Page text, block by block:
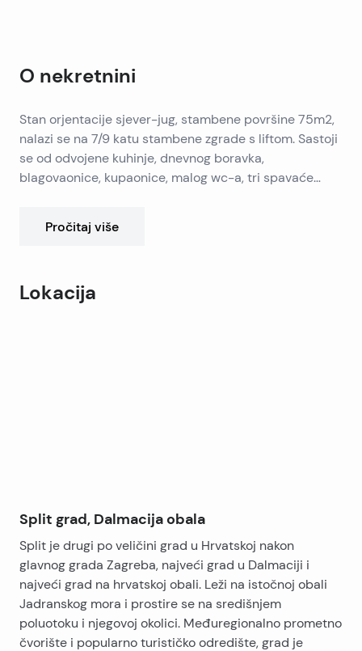
O nekretnini
Stan orjentacije sjever-jug, stambene površine 75m2,
nalazi se na 7/9 katu stambene zgrade s liftom. Sastoji
se od odvojene kuhinje, dnevnog boravka,
blagovaonice, kupaonice, malog wc-a, tri spavaće
istom katu. Promijenjeni su svi prozori u stanu, te sad
uredan ulaz, dva lifta. U blizini novog centra Mall of
Pročitaj više
Lokacija
Split grad, Dalmacija obala
Split je drugi po veličini grad u Hrvatskoj nakon
glavnog grada Zagreba, najveći grad u Dalmaciji i
najveći grad na hrvatskoj obali. Leži na istočnoj obali
Jadranskog mora i prostire se na središnjem
poluotoku i njegovoj okolici. Međuregionalno prometno
čvorište i popularno turističko odredište, grad je